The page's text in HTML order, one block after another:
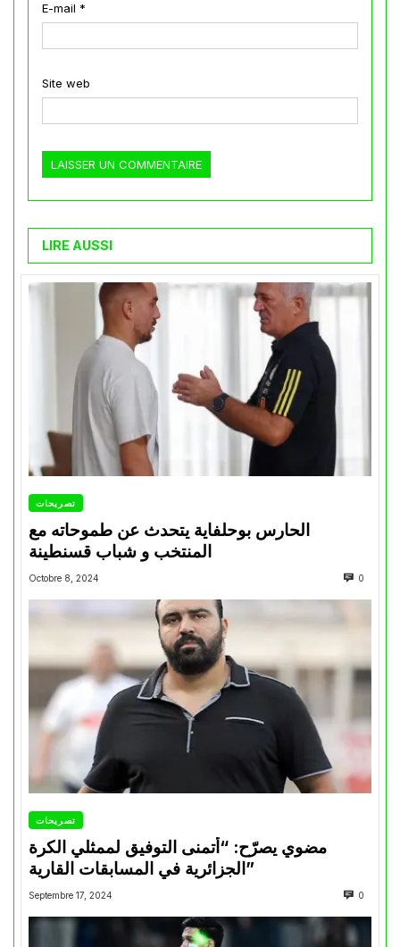
E-mail *
Site web
LIRE AUSSI
تصريحات
الحارس بوحلفاية يتحدث عن طموحاته مع
المنتخب و شباب قسنطينة
Octobre 8, 2024 0
تصريحات
مضوي يصرّح: “أتمنى التوفيق لممثلي الكرة
الجزائرية في المسابقات القارية”
Septembre 17, 2024 0